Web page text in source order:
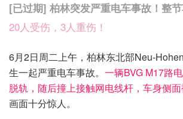
[已过期] 柏林突发严重电车事故！整
20人受伤，3人重伤！
6月2日周二上午，柏林东北部Neu-
生一起严重电车事故。 一辆BVG M17路
脱轨，随后撞上接触网电线杆，车身侧
画面十分惊人。